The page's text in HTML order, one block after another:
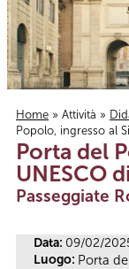
Tu sei qui
Home » Attività »
Popolo, ingresso al
Porta del
UNESCO
Passeggiate
Data: 09/02/
Luogo: Porta